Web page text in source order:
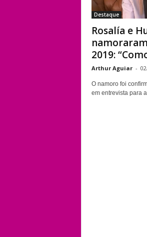
Destaque
Rosalía e
2019:
Arthur Aguiar -
O namoro foi
em entrevista para